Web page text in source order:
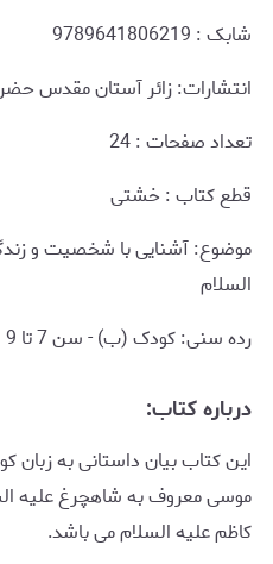
شابک : 9789641806219
انتشارات: زائر آستان مقدس
تعداد صفحات : 24
قطع کتاب : خشتی
موضوع: آشنایی با شخصیت و
السلام
رده سنی: کودک (ب) - سن 7 تا 9 سال
درباره کتاب:
این کتاب بیان داستانی به زبان
موسی معروف به شاهچرغ علیه
کاظم علیه السلام می باشد.